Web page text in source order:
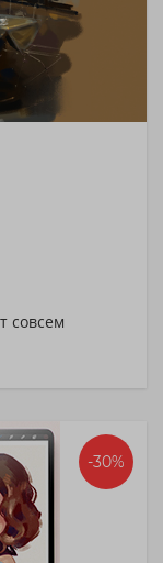
совсем
-30%